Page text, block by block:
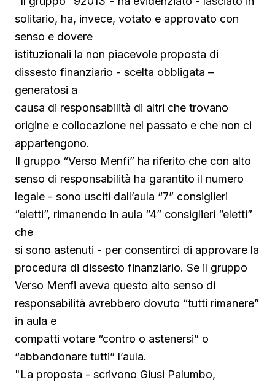
solitario, ha, invece, votato e approvato con
senso e dovere
istituzionali la non piacevole proposta di
dissesto finanziario - scelta obbligata –
generatosi a
causa di responsabilità di altri che trovano
origine e collocazione nel passato e che non ci
appartengono.
Il gruppo “Verso Menfi” ha riferito che con alto
senso di responsabilità ha garantito il numero
legale - sono usciti dall’aula “7” consiglieri
“eletti”, rimanendo in aula “4” consiglieri “eletti”
che
si sono astenuti - per consentirci di approvare la
procedura di dissesto finanziario. Se il gruppo
Verso Menfi aveva questo alto senso di
responsabilità avrebbero dovuto “tutti rimanere”
in aula e
compatti votare “contro o astenersi” o
“abbandonare tutti” l’aula.
"La proposta - scrivono Giusi Palumbo,